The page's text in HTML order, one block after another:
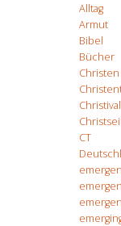
Alltag
Armut
Bibel
Bücher
Christen
Christival
CT